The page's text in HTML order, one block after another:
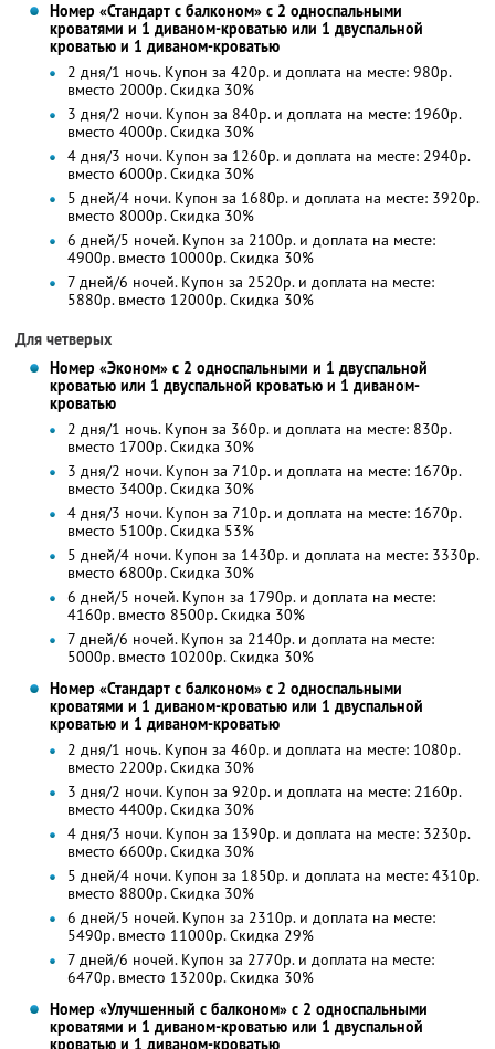
Номер «Стандарт с балконом» с 2 односпальными
кроватями и 1 диваном-кроватью или 1 двуспальной
кроватью и 1 диваном-кроватью
2 дня/1 ночь. Купон за 420р. и доплата на месте: 980р.
вместо 2000р.Скидка 30%
3 дня/2 ночи. Купон за 840р. и доплата на месте: 1960р.
вместо 4000р.Скидка 30%
4 дня/3 ночи. Купон за 1260р. и доплата на месте: 2940р.
вместо 6000р.Скидка 30%
5 дней/4 ночи. Купон за 1680р. и доплата на месте: 3920р.
вместо 8000р. Скидка 30%
6 дней/5 ночей. Купон за 2100р. и доплата на месте:
4900р. вместо 10000р. Скидка 30%
7 дней/6 ночей. Купон за 2520р. и доплата на месте:
5880р. вместо 12000р. Скидка 30%
Для четверых
Номер «Эконом» с 2 односпальными и 1 двуспальной
кроватью или 1 двуспальной кроватью и 1 диваном-
кроватью
2 дня/1 ночь. Купон за 360р. и доплата на месте: 830р.
вместо 1700р.Скидка 30%
3 дня/2 ночи. Купон за 710р. и доплата на месте: 1670р.
вместо 3400р.Скидка 30%
4 дня/3 ночи. Купон за 710р. и доплата на месте: 1670р.
вместо 5100р.Скидка 53%
5 дней/4 ночи. Купон за 1430р. и доплата на месте: 3330р.
вместо 6800р. Скидка 30%
6 дней/5 ночей. Купон за 1790р. и доплата на месте:
4160р. вместо 8500р. Скидка 30%
7 дней/6 ночей. Купон за 2140р. и доплата на месте:
5000р. вместо 10200р. Скидка 30%
Номер «Стандарт с балконом» с 2 односпальными
кроватями и 1 диваном-кроватью или 1 двуспальной
кроватью и 1 диваном-кроватью
2 дня/1 ночь. Купон за 460р. и доплата на месте: 1080р.
вместо 2200р.Скидка 30%
3 дня/2 ночи. Купон за 920р. и доплата на месте: 2160р.
вместо 4400р.Скидка 30%
4 дня/3 ночи. Купон за 1390р. и доплата на месте: 3230р.
вместо 6600р.Скидка 30%
5 дней/4 ночи. Купон за 1850р. и доплата на месте: 4310р.
вместо 8800р. Скидка 30%
6 дней/5 ночей. Купон за 2310р. и доплата на месте:
5490р. вместо 11000р. Скидка 29%
7 дней/6 ночей. Купон за 2770р. и доплата на месте:
6470р. вместо 13200р. Скидка 30%
Номер «Улучшенный с балконом» с 2 односпальными
кроватями и 1 диваном-кроватью или 1 двуспальной
кроватью и 1 диваном-кроватью